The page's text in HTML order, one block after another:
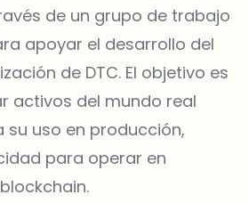
de un grupo de trabajo
apoyar el desarrollo del
de DTC. El objetivo es
activos del mundo real
su uso en producción,
para operar en